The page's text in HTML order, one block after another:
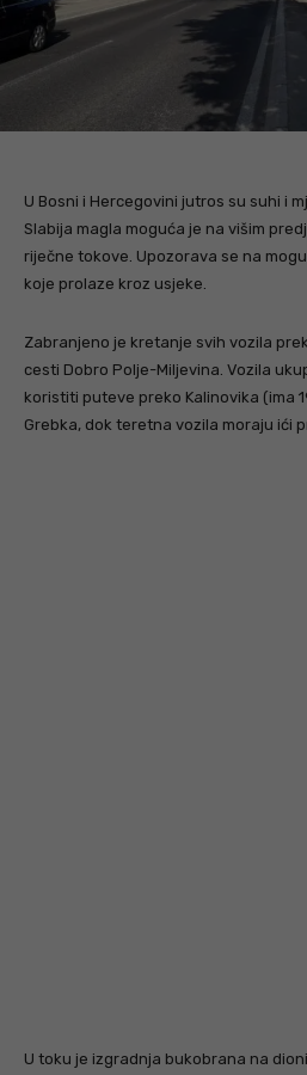
U Bosni i Hercegovini jutros su suhi i
Slabija magla moguća je na višim
riječne tokove. Upozorava se na
koje prolaze kroz usjeke.
Zabranjeno je kretanje svih vozila
cesti Dobro Polje-Miljevina. Vozila
koristiti puteve preko Kalinovika (ima
Grebka, dok teretna vozila moraju ići
U toku je izgradnja bukobrana na